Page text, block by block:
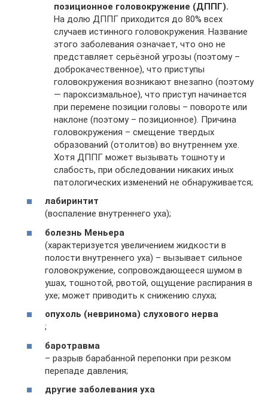
позиционное головокружение (ДППГ).
На долю ДППГ приходится до 80% всех
случаев истинного головокружения. Название
этого заболевания означает, что оно не
представляет серьёзной угрозы (поэтому –
доброкачественное), что приступы
головокружения возникают внезапно (поэтому
— пароксизмальное), что приступ начинается
при перемене позиции головы – повороте или
наклоне (поэтому – позиционное). Причина
головокружения – смещение твердых
образований (отолитов) во внутреннем ухе.
Хотя ДППГ может вызывать тошноту и
слабость, при обследовании никаких иных
патологических изменений не обнаруживается;
лабиринтит
(воспаление внутреннего уха);
болезнь Меньера
(характеризуется увеличением жидкости в
полости внутреннего уха) – вызывает сильное
головокружение, сопровождающееся шумом в
ушах, тошнотой, рвотой, ощущение распирания в
ухе; может приводить к снижению слуха;
опухоль (невринома) слухового нерва
;
баротравма
– разрыв барабанной перепонки при резком
перепаде давления;
другие заболевания уха